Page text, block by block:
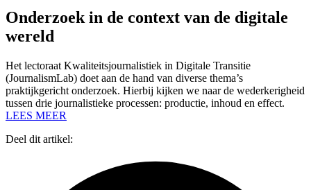
Onderzoek in de context van de digitale
wereld
Het lectoraat Kwaliteitsjournalistiek in Digitale Transitie
(JournalismLab) doet aan de hand van diverse thema’s
praktijkgericht onderzoek. Hierbij kijken we naar de wederkerigheid
tussen drie journalistieke processen: productie, inhoud en effect.
LEES MEER
Deel dit artikel: